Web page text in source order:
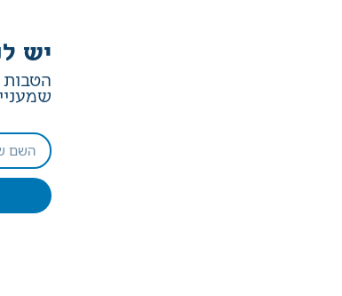
יש
הטבות